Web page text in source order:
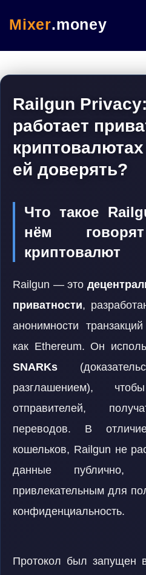
Mixer.money
Railgun
работает
ей доверять?
Что такое
нём
криптовалют
Railgun — это
приватности,
анонимности
как Ethereum. Он
SNARKs
разглашением),
отправителей,
переводов. В
кошельков, Railgun не
данные
привлекательным для
конфиденциальность.
Протокол был запущен